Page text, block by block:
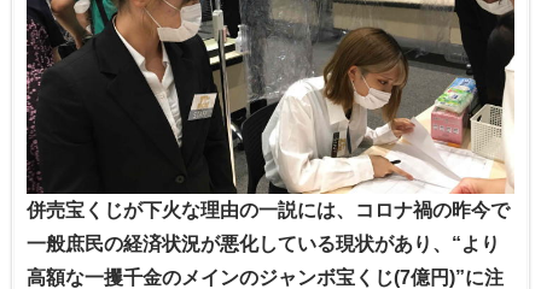
併売宝くじが下火な理由の一説には、コロナ禍の昨今で
一般庶民の経済状況が悪化している現状があり、“より
高額な一攫千金のメインのジャンボ宝くじ(7億円)”に注